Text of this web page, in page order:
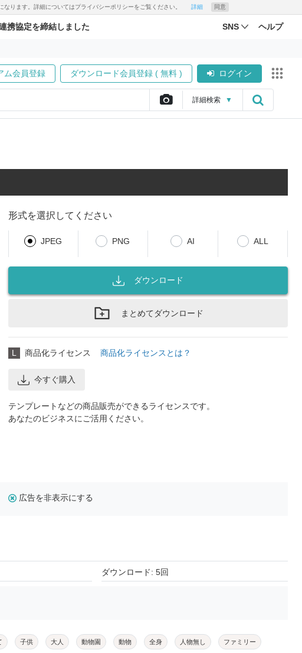
ります。詳細についてはプライバシーポリシーをご覧ください。 詳細 同意
携協定を締結しました SNS ヘルプ
ム会員登録 ダウンロード会員登録 ( 無料 ) ログイン
詳細検索 ▼
形式を選択してください
JPEG PNG AI ALL
ダウンロード
まとめてダウンロード
L 商品化ライセンス 商品化ライセンスとは？
今すぐ購入
テンプレートなどの商品販売ができるライセンスです。
あなたのビジネスにご活用ください。
広告を非表示にする
ダウンロード: 5回
子供 大人 動物園 動物 全身 人物無し ファミリー